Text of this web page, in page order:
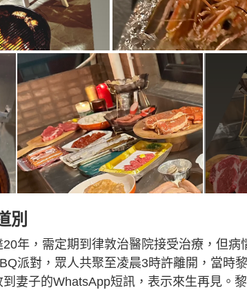
別
年，需定期到律敦治醫院接受治療，但病
派對，眾人共聚至凌晨3時許離開，當時
妻子的WhatsApp短訊，表示來生再見。